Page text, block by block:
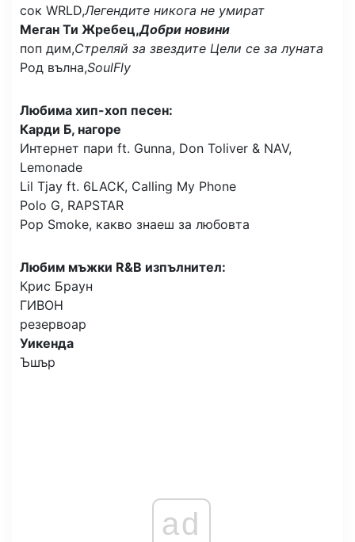
сок WRLD,Легендите никога не умират
Меган Ти Жребец,Добри новини
поп дим,Стреляй за звездите Цели се за луната
Род вълна,SoulFly
Любима хип-хоп песен:
Карди Б, нагоре
Интернет пари ft. Gunna, Don Toliver & NAV,
Lemonade
Lil Tjay ft. 6LACK, Calling My Phone
Polo G, RAPSTAR
Pop Smoke, какво знаеш за любовта
Любим мъжки R&B изпълнител:
Крис Браун
ГИВОН
резервоар
Уикенда
Ъшър
ad